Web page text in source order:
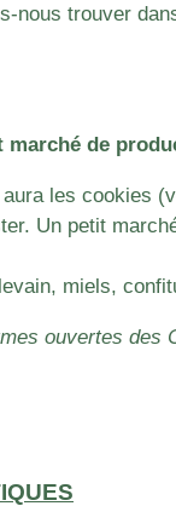
nous trouver
marché de
les cookies
Un petit
miels,
ouvertes des